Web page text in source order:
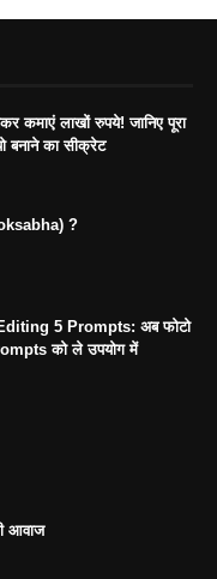
कमाएं लाखों रुपये! जानिए पूरा
बनाने का सीक्रेट
?
5 Prompts: अब फोटो
को ले उपयोग में
आवाज